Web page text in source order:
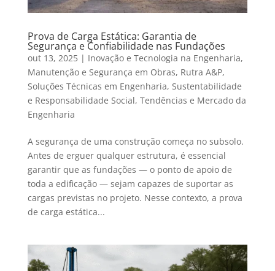
Prova de Carga Estática: Garantia de
Segurança e Confiabilidade nas Fundações
out 13, 2025| Inovação e Tecnologia na Engenharia,
Manutenção e Segurança em Obras, Rutra A&P,
Soluções Técnicas em Engenharia, Sustentabilidade
e Responsabilidade Social, Tendências e Mercado da
Engenharia
A segurança de uma construção começa no subsolo.
Antes de erguer qualquer estrutura, é essencial
garantir que as fundações — o ponto de apoio de
toda a edificação — sejam capazes de suportar as
cargas previstas no projeto. Nesse contexto, a prova
de carga estática...